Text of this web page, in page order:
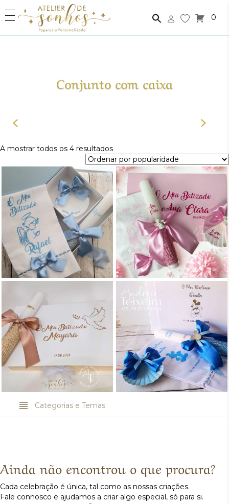
0
Conjunto com caixa
A mostrar todos os 4 resultadosOrdenado
por
popularidade
Caixa de batismo Rafael,
conjunto vela toalha e
concha | Batizado
Conjunto de Batismo Ana
com Caixa
Conjunto de Batismo
Mayara com Vela e Concha
Caixa de Batismo Mickey
com vela, concha, toalha |
Batizado
Categorias e Temas
Ainda não encontrou o que procura?
Cada celebração é única, tal como as nossas criações.
Fale connosco e ajudamos a criar algo especial, só para si.